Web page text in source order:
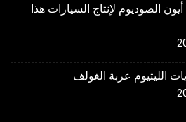
الصوديوم لإنتاج السيارات هذا
الليثيوم عربة الغولف